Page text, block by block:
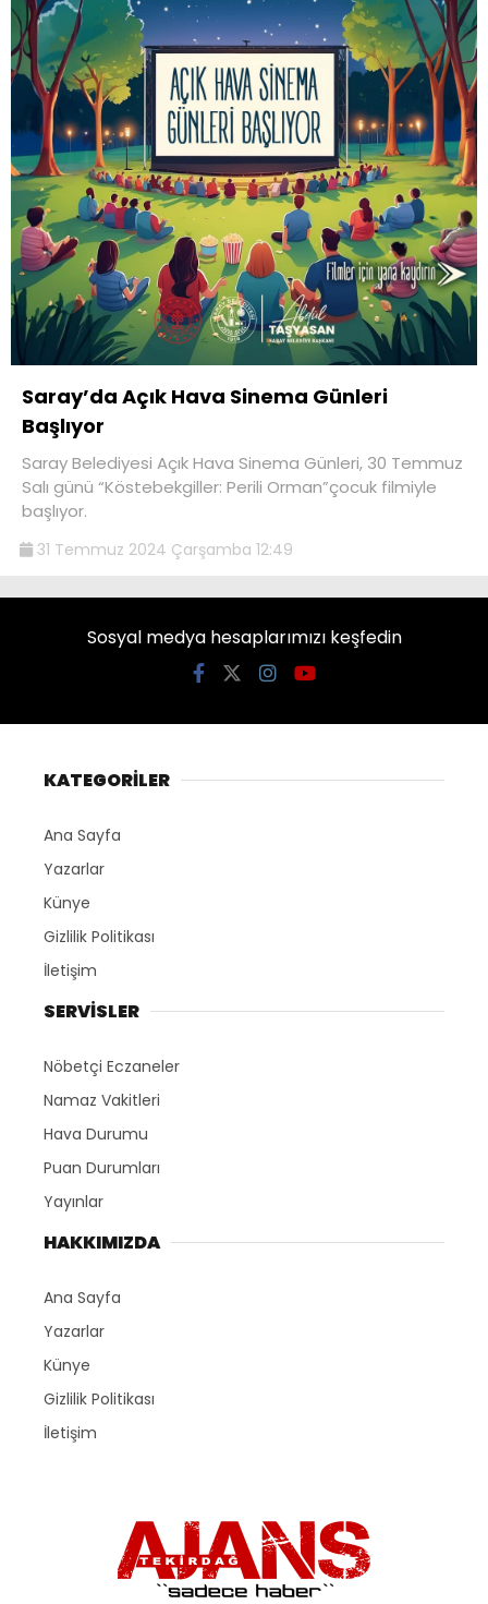
Saray’da Açık Hava Sinema Günleri
Başlıyor
Saray Belediyesi Açık Hava Sinema Günleri, 30 Temmuz
Salı günü “Köstebekgiller: Perili Orman”çocuk filmiyle
başlıyor.
31 Temmuz 2024 Çarşamba 12:49
Sosyal medya hesaplarımızı keşfedin
KATEGORİLER
Ana Sayfa
Yazarlar
Künye
Gizlilik Politikası
İletişim
SERVİSLER
Nöbetçi Eczaneler
Namaz Vakitleri
Hava Durumu
Puan Durumları
Yayınlar
HAKKIMIZDA
Ana Sayfa
Yazarlar
Künye
Gizlilik Politikası
İletişim